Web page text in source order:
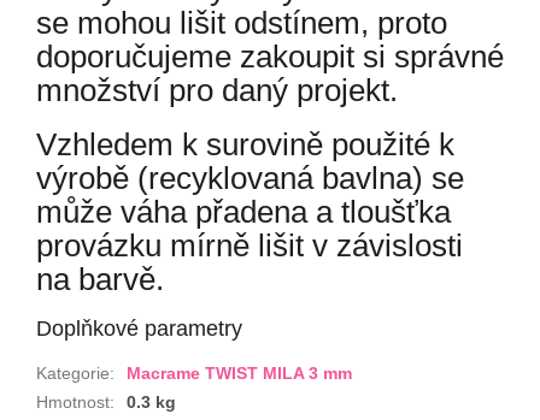
se mohou lišit odstínem, proto
doporučujeme zakoupit si správné
množství pro daný projekt.
Vzhledem k surovině použité k
výrobě (recyklovaná bavlna) se
může váha přadena a tloušťka
provázku mírně lišit v závislosti
na barvě.
Doplňkové parametry
Kategorie:
Macrame TWIST MILA 3 mm
Hmotnost:
0.3 kg